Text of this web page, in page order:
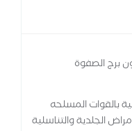
برج الصفوة
بالقوات المسلحه
الجلدية والتناسلية